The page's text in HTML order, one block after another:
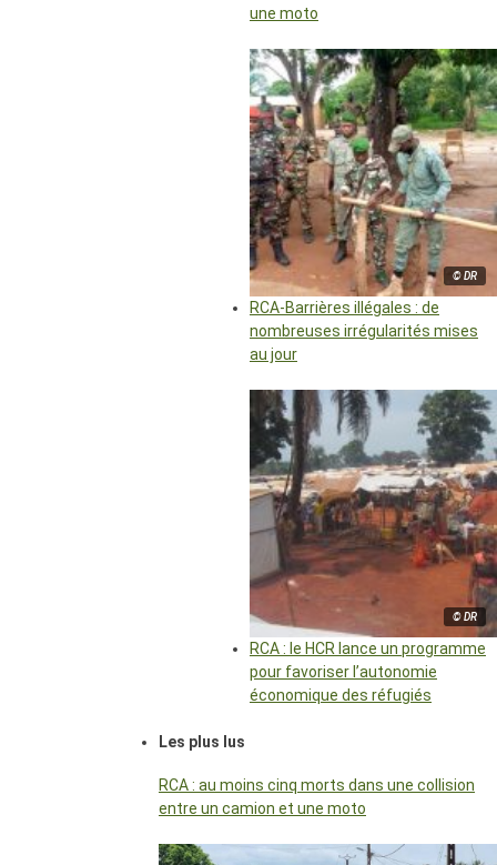
une moto
© DR
RCA-Barrières illégales : de
nombreuses irrégularités mises
au jour
© DR
RCA : le HCR lance un programme
pour favoriser l’autonomie
économique des réfugiés
Les plus lus
RCA : au moins cinq morts dans une collision
entre un camion et une moto